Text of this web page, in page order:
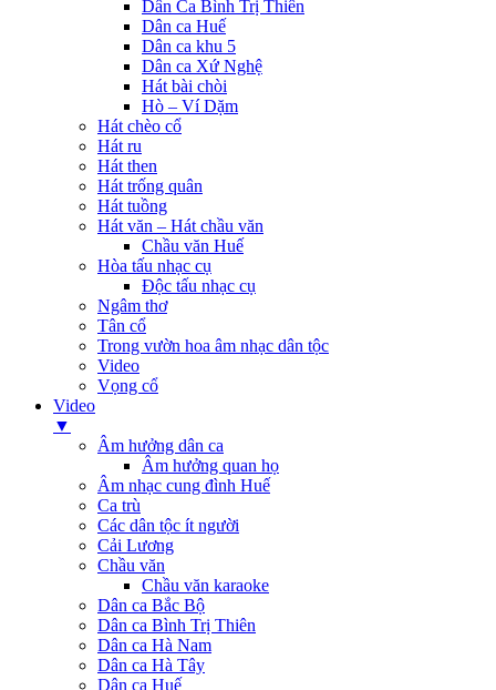
Dân Ca Bình Trị Thiên
Dân ca Huế
Dân ca khu 5
Dân ca Xứ Nghệ
Hát bài chòi
Hò – Ví Dặm
Hát chèo cổ
Hát ru
Hát then
Hát trống quân
Hát tuồng
Hát văn – Hát chầu văn
Chầu văn Huế
Hòa tấu nhạc cụ
Độc tấu nhạc cụ
Ngâm thơ
Tân cổ
Trong vườn hoa âm nhạc dân tộc
Video
Vọng cổ
Video
▼
Âm hưởng dân ca
Âm hưởng quan họ
Âm nhạc cung đình Huế
Ca trù
Các dân tộc ít người
Cải Lương
Chầu văn
Chầu văn karaoke
Dân ca Bắc Bộ
Dân ca Bình Trị Thiên
Dân ca Hà Nam
Dân ca Hà Tây
Dân ca Huế